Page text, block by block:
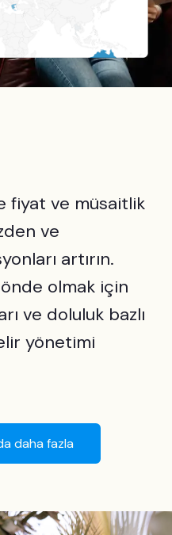
fiyat ve müsaitlik
ve
artırın.
olmak için
ve doluluk bazlı
yönetimi
daha fazla